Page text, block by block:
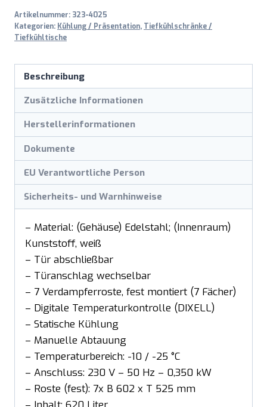
Artikelnummer: 323-4025
Kategorien: Kühlung / Präsentation, Tiefkühlschränke /
Tiefkühltische
Beschreibung
Zusätzliche Informationen
Herstellerinformationen
Dokumente
EU Verantwortliche Person
Sicherheits- und Warnhinweise
– Material: (Gehäuse) Edelstahl; (Innenraum)
Kunststoff, weiß
– Tür abschließbar
– Türanschlag wechselbar
– 7 Verdampferroste, fest montiert (7 Fächer)
– Digitale Temperaturkontrolle (DIXELL)
– Statische Kühlung
– Manuelle Abtauung
– Temperaturbereich: -10 / -25 °C
– Anschluss: 230 V – 50 Hz – 0,350 kW
– Roste (fest): 7x B 602 x T 525 mm